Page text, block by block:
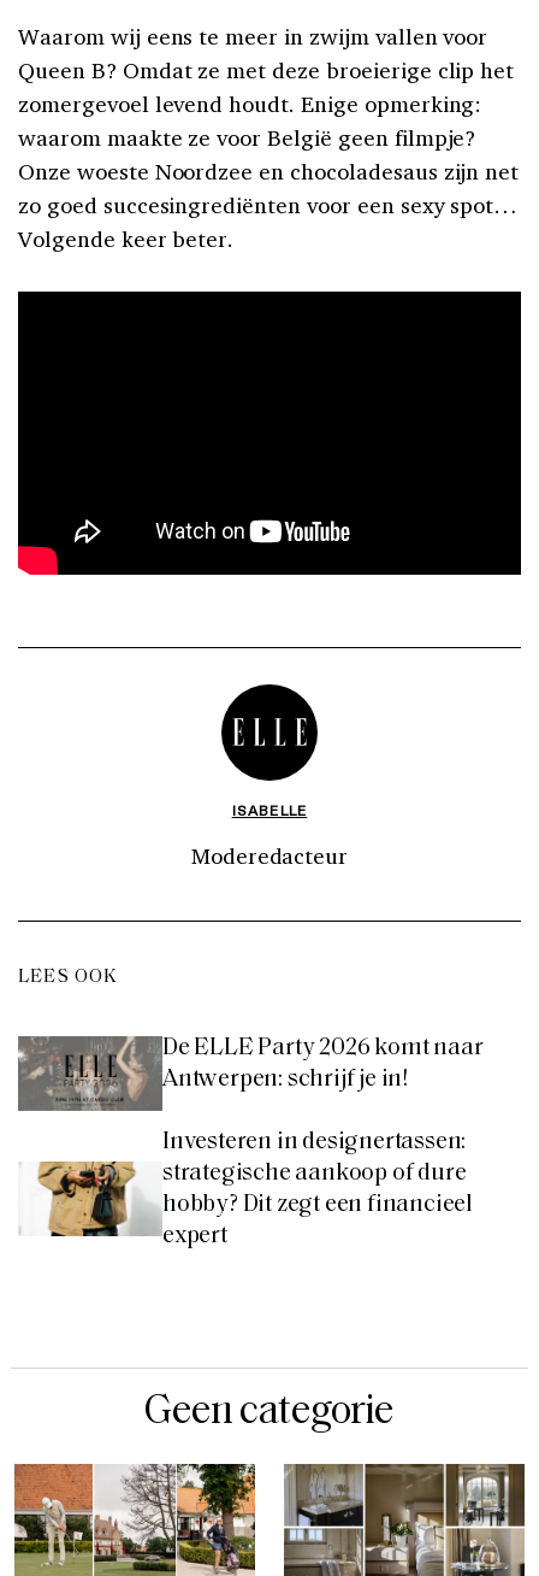
Waarom wij eens te meer in zwijm vallen voor
Queen B? Omdat ze met deze broeierige clip het
zomergevoel levend houdt. Enige opmerking:
waarom maakte ze voor België geen filmpje?
Onze woeste Noordzee en chocoladesaus zijn net
zo goed succesingrediënten voor een sexy spot…
Volgende keer beter.
ISABELLE
Moderedacteur
LEES OOK
De ELLE Party 2026 komt naar
Antwerpen: schrijf je in!
Investeren in designertassen:
strategische aankoop of dure
hobby? Dit zegt een financieel
expert
Geen categorie